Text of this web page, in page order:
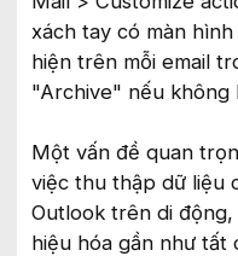
xách tay có màn
hiện trên mỗi email
"Archive" nếu không
Một vấn đề quan
việc thu thập dữ liệu
Outlook trên di
hiệu hóa gần như tất